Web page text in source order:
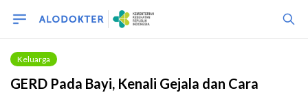
Keluarga
GERD Pada Bayi, Kenali Gejala dan Cara